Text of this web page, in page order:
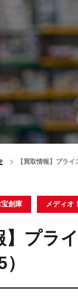
【買取情報】プラ
宝創庫 メディオ！
】プラ